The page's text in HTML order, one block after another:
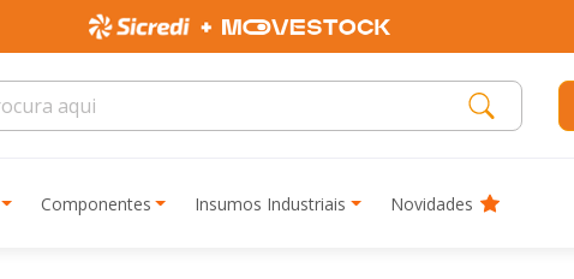
Componentes Insumos Industriais Novidades